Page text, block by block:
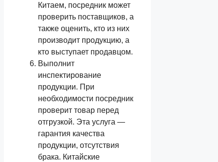
Китаем, посредник может
проверить поставщиков, а
также оценить, кто из них
производит продукцию, а
кто выступает продавцом.
Выполнит
инспектирование
продукции. При
необходимости посредник
проверит товар перед
отгрузкой. Эта услуга —
гарантия качества
продукции, отсутствия
брака. Китайские